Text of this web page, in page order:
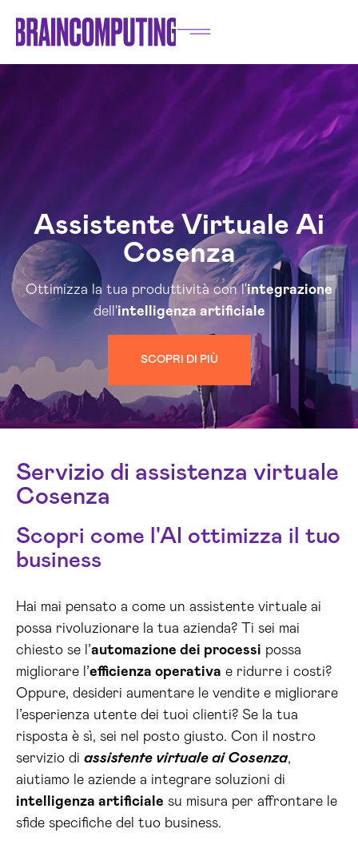
Assistente Virtuale Ai
Cosenza
Ottimizza la tua produttività con l'integrazione
dell'intelligenza artificiale
SCOPRI DI PIÙ
Servizio di assistenza virtuale
Cosenza
Scopri come l'AI ottimizza il tuo
business
Hai mai pensato a come un assistente virtuale ai
possa rivoluzionare la tua azienda? Ti sei mai
chiesto se l’automazione dei processi possa
migliorare l’efficienza operativa e ridurre i costi?
Oppure, desideri aumentare le vendite e migliorare
l’esperienza utente dei tuoi clienti? Se la tua
risposta è sì, sei nel posto giusto. Con il nostro
servizio di assistente virtuale ai Cosenza,
aiutiamo le aziende a integrare soluzioni di
intelligenza artificiale su misura per affrontare le
sfide specifiche del tuo business.